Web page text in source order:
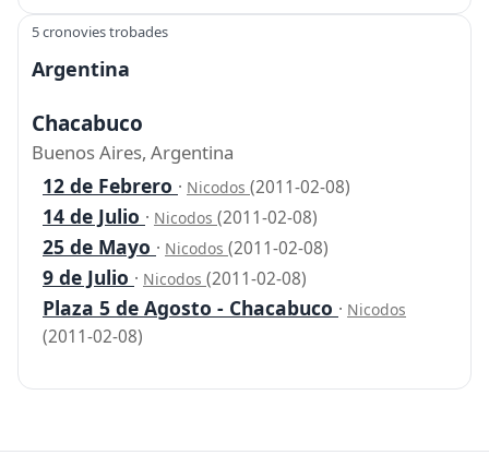
5 cronovies trobades
Argentina
Chacabuco
Buenos Aires, Argentina
12 de Febrero · Nicodos (2011-02-08)
14 de Julio · Nicodos (2011-02-08)
25 de Mayo · Nicodos (2011-02-08)
9 de Julio · Nicodos (2011-02-08)
Plaza 5 de Agosto - Chacabuco · Nicodos
(2011-02-08)